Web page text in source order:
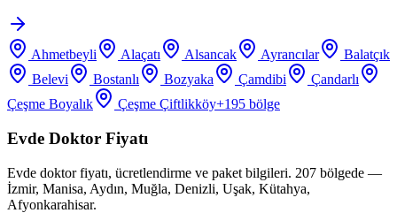
Ahmetbeyli Alaçatı Alsancak Ayrancılar
Balatçık
Belevi
Bostanlı Bozyaka Çamdibi
Çandarlı
Çeşme Boyalık
Çeşme Çiftlikköy+195 bölge
Evde Doktor Fiyatı
Evde doktor fiyatı, ücretlendirme ve paket bilgileri. 207 bölgede —
İzmir, Manisa, Aydın, Muğla, Denizli, Uşak, Kütahya,
Afyonkarahisar.